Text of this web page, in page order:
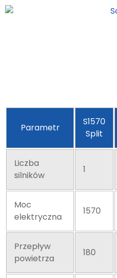
Parametr
S1570
Split
Liczba
silników
1
Moc
elektryczna
1570
Przepływ
powietrza
180